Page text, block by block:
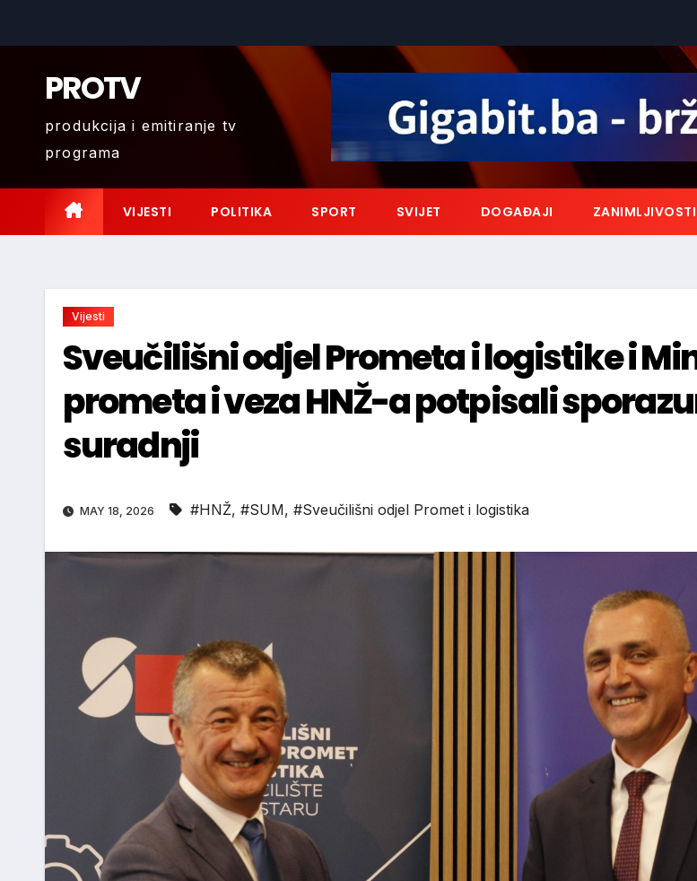
PROTV
produkcija i emitiranje tv
programa
VIJESTI POLITIKA SPORT SVIJET DOGAĐAJI ZANIMLJIVOSTI
Vijesti
Sveučilišni odjel Prometa i logistike i
prometa i veza HNŽ-a potpisali
suradnji
MAY 18, 2026 #HNŽ, #SUM, #Sveučilišni odjel Promet i logistika